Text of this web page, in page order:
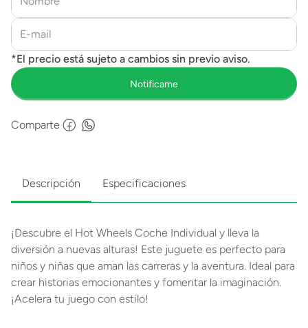
Comparte
Descripción Especificaciones
¡Descubre el Hot Wheels Coche Individual y lleva la
diversión a nuevas alturas! Este juguete es perfecto para
niños y niñas que aman las carreras y la aventura. Ideal para
crear historias emocionantes y fomentar la imaginación.
¡Acelera tu juego con estilo!